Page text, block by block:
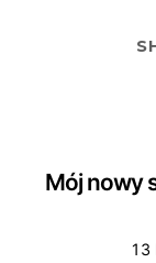
Mój nowy
13